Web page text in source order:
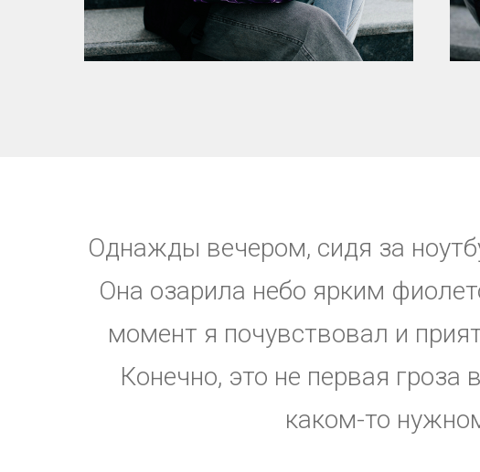
Однажды вечером, сидя за
Она озарила небо ярким
момент я почувствовал и
Конечно, это не первая
каком-то